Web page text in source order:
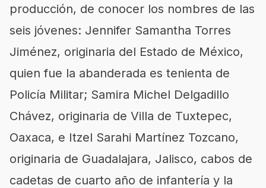
producción, de conocer los nombres de las
seis jóvenes: Jennifer Samantha Torres
Jiménez, originaria del Estado de México,
quien fue la abanderada es tenienta de
Policía Militar; Samira Michel Delgadillo
Chávez, originaria de Villa de Tuxtepec,
Oaxaca, e Itzel Sarahi Martínez Tozcano,
originaria de Guadalajara, Jalisco, cabos de
cadetas de cuarto año de infantería y la